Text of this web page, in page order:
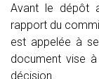
Avant le dépôt
rapport du
est appelée à
document vise
décision.